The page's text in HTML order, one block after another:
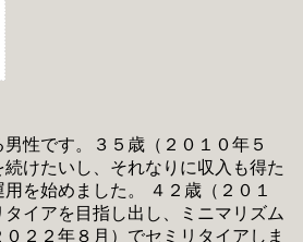
性です。３５歳（２０１０年５
けたいし、それなりに収入も得た
を始めました。 ４２歳（２０１
タイアを目指し出し、ミニマリズム
２２年８月）でセミリタイアしま